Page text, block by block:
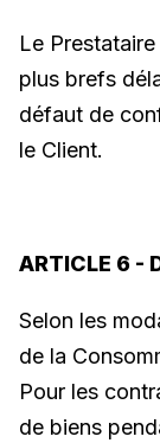
Le
plus brefs
défaut de
le Client.
ARTICLE 6
Selon les
de la
Pour les
de biens